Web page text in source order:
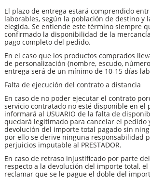
El plazo de entrega estará comprendido
laborables, según la población de destino y
elegida. Se entiende este término siempre
confirmado la disponibilidad de la
pago completo del pedido.
En el caso que los productos comprados
de personalización (nombre, escudo,
entrega será de un mínimo de 10-15 días
Falta de ejecución del contrato a distancia
En caso de no poder ejecutar el contrato
servicio contratado no esté disponible en el
informará al USUARIO de la falta de
quedará legitimado para cancelar el pedido
devolución del importe total pagado sin
por ello se derive ninguna responsabilidad
perjuicios imputable al PRESTADOR.
En caso de retraso injustificado por parte del
respecto a la devolución del importe total, el
reclamar que se le pague el doble del